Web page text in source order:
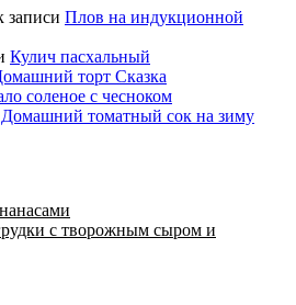
записи Плов на индукционной
Кулич пасхальный
торт Сказка
соленое с чесноком
Домашний томатный сок на зиму
с творожным сыром и